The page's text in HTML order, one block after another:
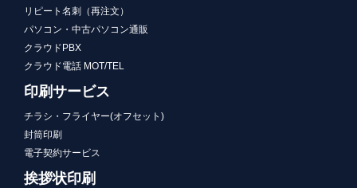
リピート名刺（再注文）
パソコン・中古パソコン通販
クラウドPBX
クラウド電話 MOT/TEL
印刷サービス
チラシ・フライヤー(オフセット)
封筒印刷
電子契約サービス
挨拶状印刷